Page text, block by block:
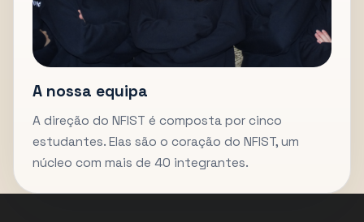
A nossa equipa
A direção do NFIST é composta por cinco
estudantes. Elas são o coração do NFIST, um
núcleo com mais de 40 integrantes.